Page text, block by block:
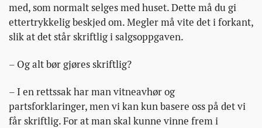
med, som normalt selges med huset. Dette må du gi
ettertrykkelig beskjed om. Megler må vite det i forkant,
slik at det står skriftlig i salgsoppgaven.
– Og alt bør gjøres skriftlig?
– I en rettssak har man vitneavhør og
partsforklaringer, men vi kan kun basere oss på det vi
får skriftlig. For at man skal kunne vinne frem i